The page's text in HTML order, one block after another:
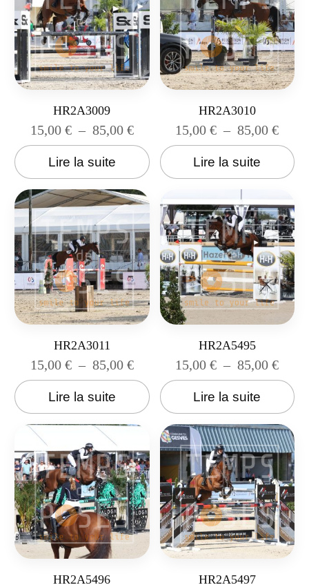
HR2A3009
15,00 € – 85,00 €
Lire la suite
HR2A3010
15,00€ – 85,00€
Lire la suite
HR2A3011
15,00 € – 85,00 €
Lire la suite
HR2A5495
15,00€ – 85,00€
Lire la suite
HR2A5496 HR2A5497